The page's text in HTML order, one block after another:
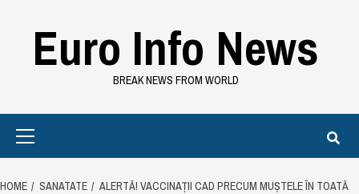
contentEuro Info News
BREAK NEWS FROM WORLD
HOME SANATATE
ALERTĂ! VACCINAȚII CAD PRECUM MUȘTELE ÎN TOATĂ